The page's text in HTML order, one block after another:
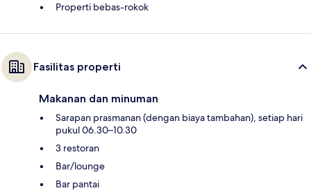
Properti bebas-rokok
Fasilitas properti
Makanan dan minuman
Sarapan prasmanan (dengan biaya tambahan), setiap hari
pukul 06.30–10.30
3 restoran
Bar/lounge
Bar pantai